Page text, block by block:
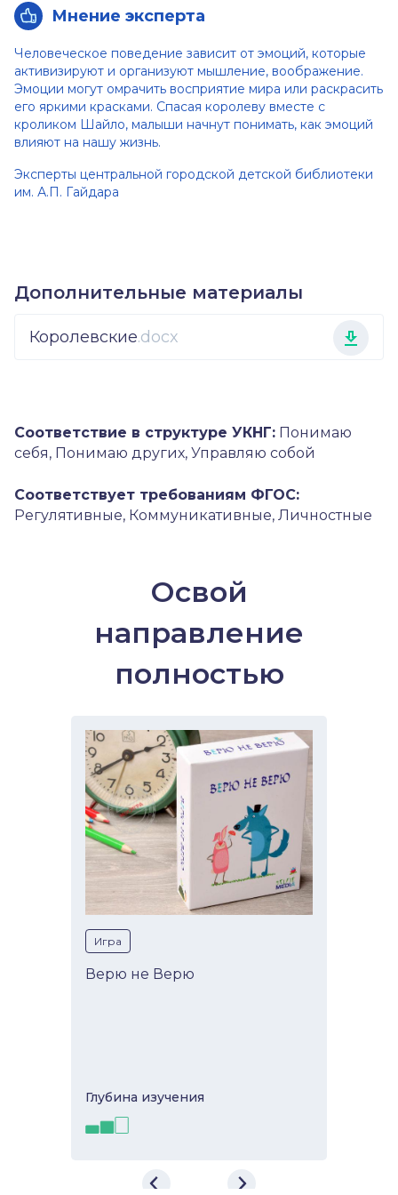
Мнение эксперта
Человеческое поведение зависит от эмоций, которые
активизируют и организуют мышление, воображение.
Эмоции могут омрачить восприятие мира или раскрасить
его яркими красками. Спасая королеву вместе с
кроликом Шайло, малыши начнут понимать, как эмоций
влияют на нашу жизнь.
Эксперты центральной городской детской библиотеки
им. А.П. Гайдара
Дополнительные материалы
Королевские.docx
Соответствие в структуре УКНГ: Понимаю
себя, Понимаю других, Управляю собой
Соответствует требованиям ФГОС:
Регулятивные, Коммуникативные, Личностные
Освой
направление
полностью
Игра
Верю не Верю
Глубина изучeния
Верю не Верю